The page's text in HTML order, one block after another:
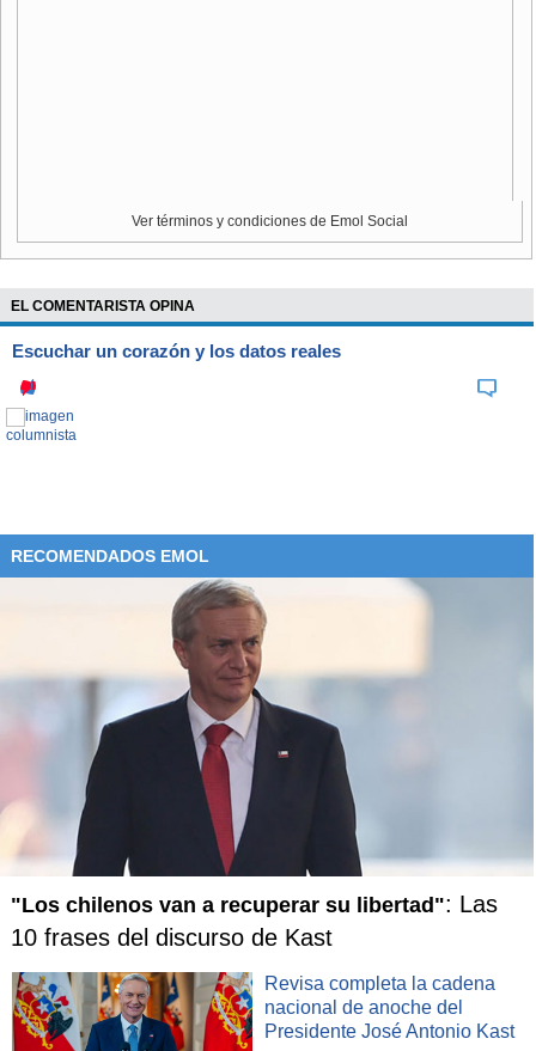
Ver términos y condiciones de Emol Social
EL COMENTARISTA OPINA
Escuchar un corazón y los datos reales
RECOMENDADOS EMOL
"Los chilenos van a recuperar su libertad": Las
10 frases del discurso de Kast
Revisa completa la cadena
nacional de anoche del
Presidente José Antonio Kast